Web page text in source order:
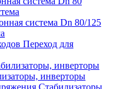
Dn 80/125
Переход для
инверторы
Стабилизаторы